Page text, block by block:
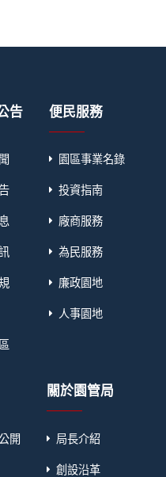
告 便民服務
園區事業名錄
投資指南
廠商服務
為民服務
廉政園地
人事園地
開
關於園管局
局長介紹
創設沿革